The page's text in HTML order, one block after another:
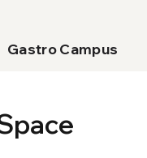
Gastro Campus